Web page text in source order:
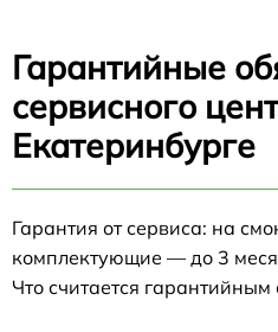
Гарантийные
сервисного
Екатеринбурге
Гарантия от сервиса: на
комплектующие — до 3
Что считается гарантийным